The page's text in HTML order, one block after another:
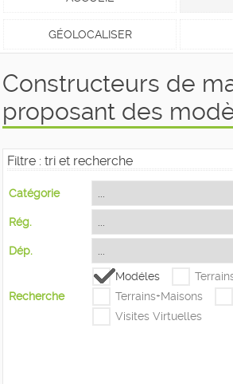
GÉOLOCALISER
Constructeurs de
proposant des
Filtre : tri et recherche
Catégorie
Rég.
Dép.
Recherche
Modéles
Terrains+Maisons
Visites Virtuelles